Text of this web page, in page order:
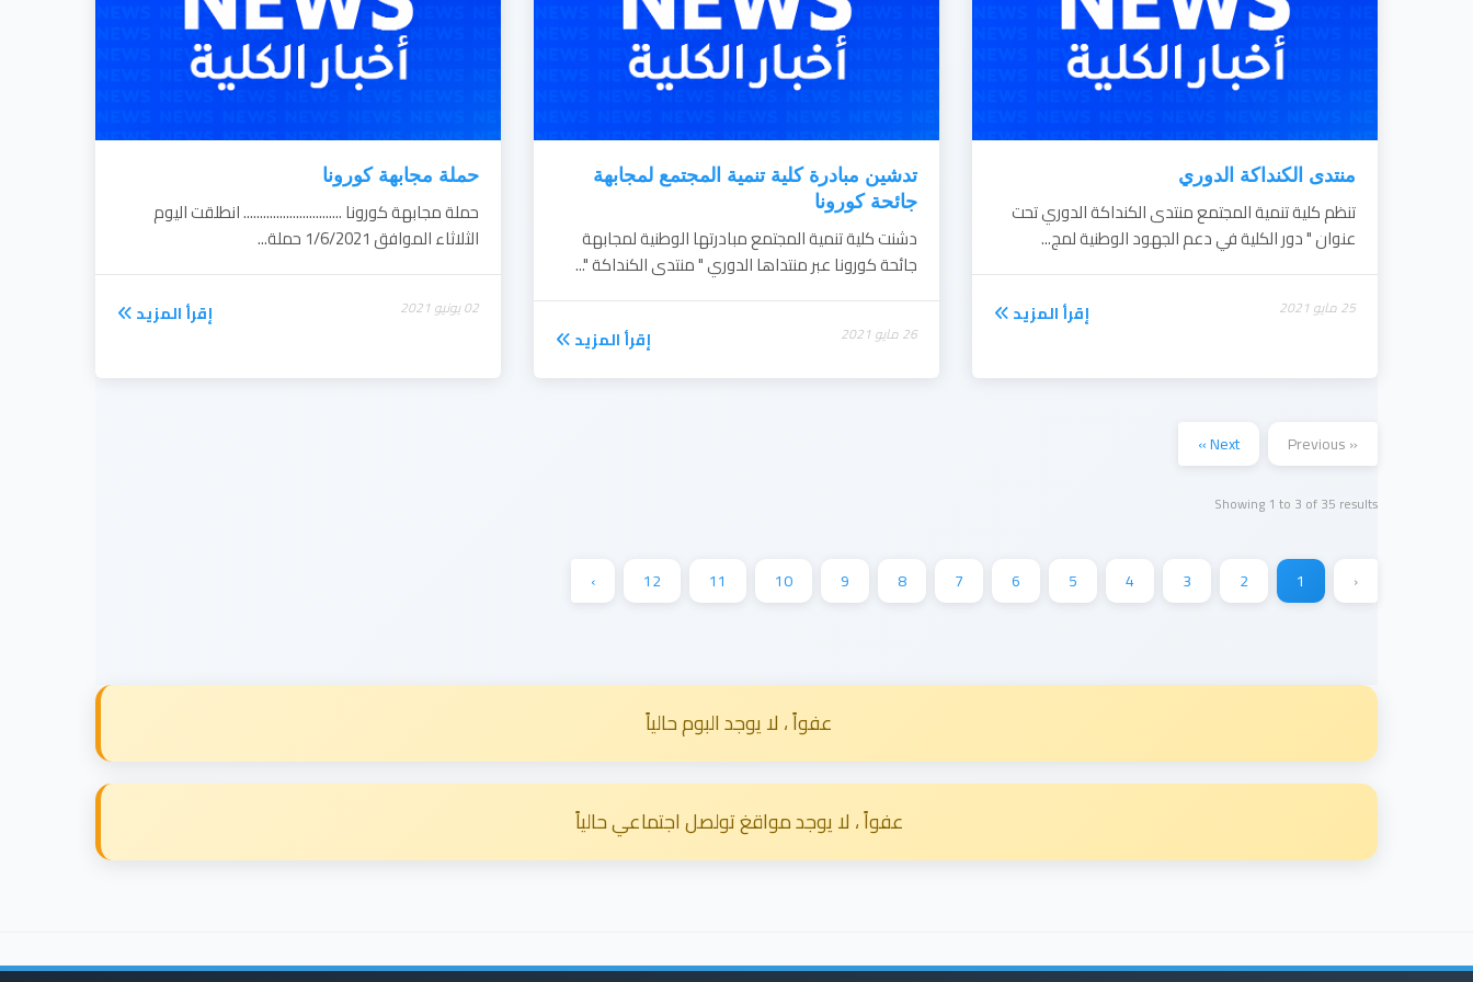
منتدى الكنداكة الدوري
تنظم كلية تنمية المجتمع منتدى الكنداكة الدوري تحت
عنوان " دور الكلية في دعم الجهود الوطنية لمج...
25 مايو 2021 إقرأ المزيد
تدشين مبادرة كلية تنمية المجتمع لمجابهة
جائحة كورونا
دشنت كلية تنمية المجتمع مبادرتها الوطنية لمجابهة
جائحة كورونا عبر منتداها الدوري " منتدى الكنداكة "...
26 مايو 2021 إقرأ المزيد
حملة مجابهة كورونا
حملة مجابهة كورونا .............................. انطلقت اليوم
الثلاثاء الموافق 1/6/2021 حملة...
02 يونيو 2021 إقرأ المزيد
« Previous
Next »
Showing 1 to 3 of35 results
‹
1
2
3
4
5
6
7
8
9
10
11
12
›
عفواً ، لا يوجد البوم حالياً
عفواً ، لا يوجد مواقغ تولصل اجتماعي حالياً